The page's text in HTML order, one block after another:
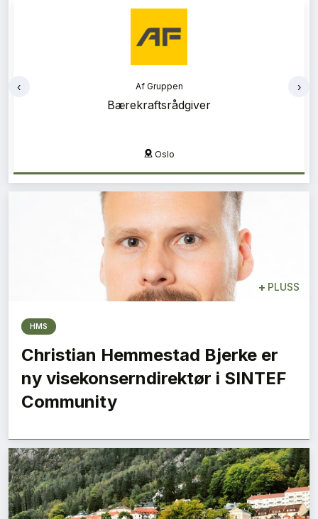
Af Gruppen
Bærekraftsrådgiver
Oslo
‹ ›
+ PLUSS
HMS
Christian Hemmestad Bjerke er
ny visekonserndirektør i SINTEF
Community